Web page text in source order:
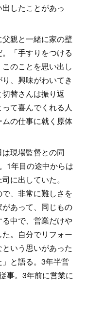
したことがあっ
親と一緒に家の壁
「手すりをつける
のことを思い出し
、興味がわいてき
替さんは振り返
て喜んでくれる人
の仕事に就く原体
現場監督との同
1年目の途中からは
に出していた。
で、非常に難しさを
あって、同じもの
中で、営業だけや
。自分でリフォー
いう思いがあった
と語る。3年半営
事。3年前に営業に